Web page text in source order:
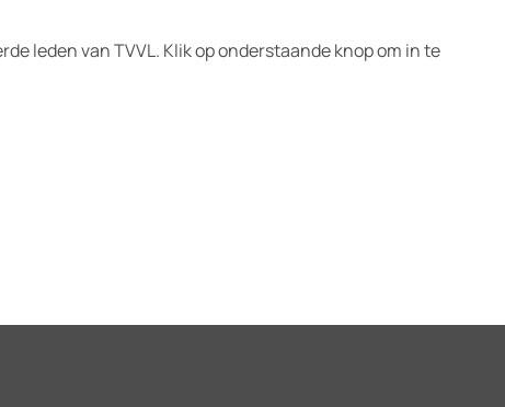
leden van TVVL. Klik op onderstaande knop om in te